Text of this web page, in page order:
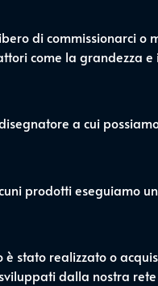
di commissionarci o
come la grandezza
a cui
prodotti eseguiamo
è stato realizzato o
dalla nostra